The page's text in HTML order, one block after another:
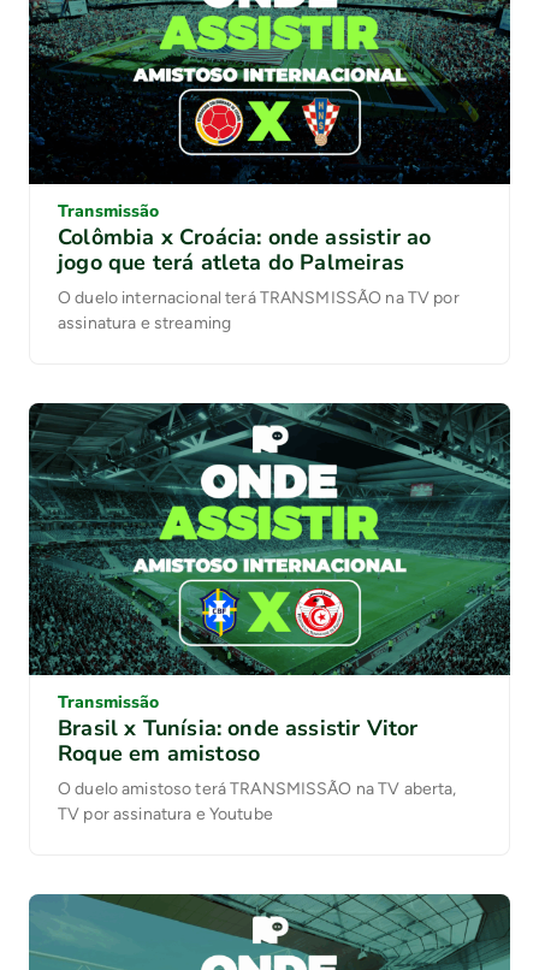
Transmissão
Colômbia x Croácia: onde assistir ao
jogo que terá atleta do Palmeiras
O duelo internacional terá TRANSMISSÃO na TV por
assinatura e streaming
Transmissão
Brasil x Tunísia: onde assistir Vitor
Roque em amistoso
O duelo amistoso terá TRANSMISSÃO na TV aberta,
TV por assinatura e Youtube